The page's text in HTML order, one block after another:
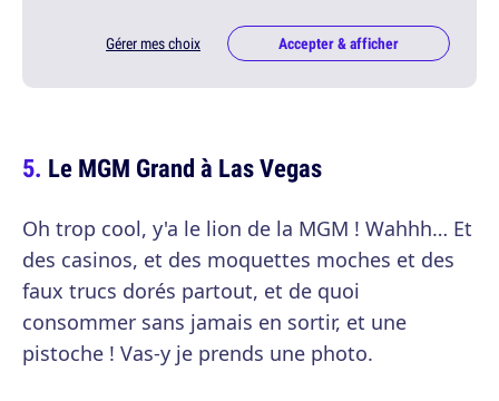
Gérer mes choix Accepter & afficher
Le MGM Grand à Las Vegas
Oh trop cool, y'a le lion de la MGM ! Wahhh… Et
des casinos, et des moquettes moches et des
faux trucs dorés partout, et de quoi
consommer sans jamais en sortir, et une
pistoche ! Vas-y je prends une photo.